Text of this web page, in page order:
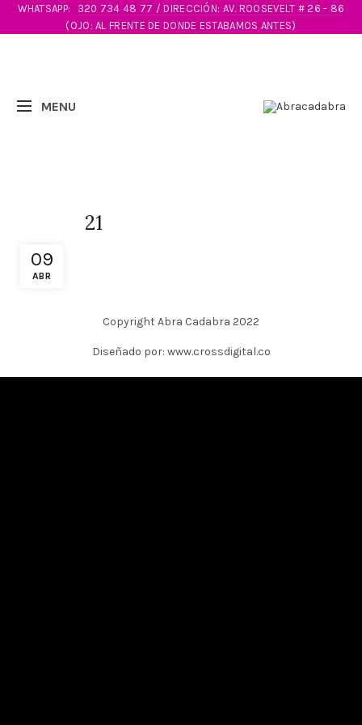
WHATSAPP:
320 734 48 77 / DIRECCIÓN: AV. ROOSEVELT # 26 - 86
(OJO: AL FRENTE DE DONDE ESTABAMOS ANTES)
09
ABR
21
Copyright Abra Cadabra 2022
Diseñado por: www.crossdigital.co